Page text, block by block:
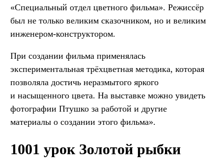
«Специальный отдел цветного фильма». Режиссёр
был не только великим сказочником, но и великим
инженером-конструктором.
При создании фильма применялась
экспериментальная трёхцветная методика, которая
позволяла достичь неразмытого яркого
и насыщенного цвета. На выставке можно увидеть
фотографии Птушко за работой и другие
материалы о создании этого фильма».
1001 урок Золотой рыбки